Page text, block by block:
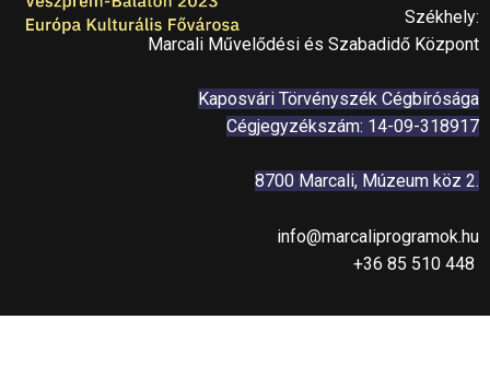
Székhely:
Marcali Művelődési és Szabadidő Központ
Kaposvári Törvényszék Cégbírósága
Cégjegyzékszám: 14-09-318917
8700 Marcali, Múzeum köz 2.
info@marcaliprogramok.hu
+36 85 510 448